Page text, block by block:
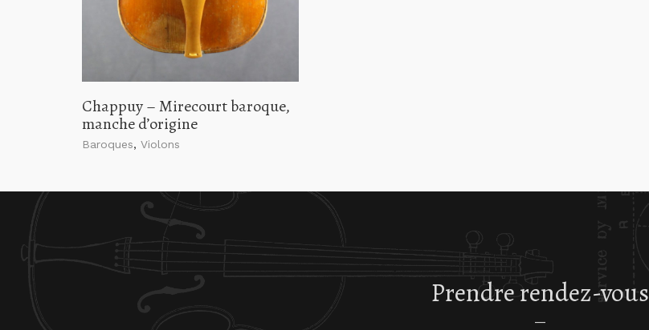
Chappuy – Mirecourt baroque,
manche d’origine
Baroques, Violons
Prendre rendez-vous
—